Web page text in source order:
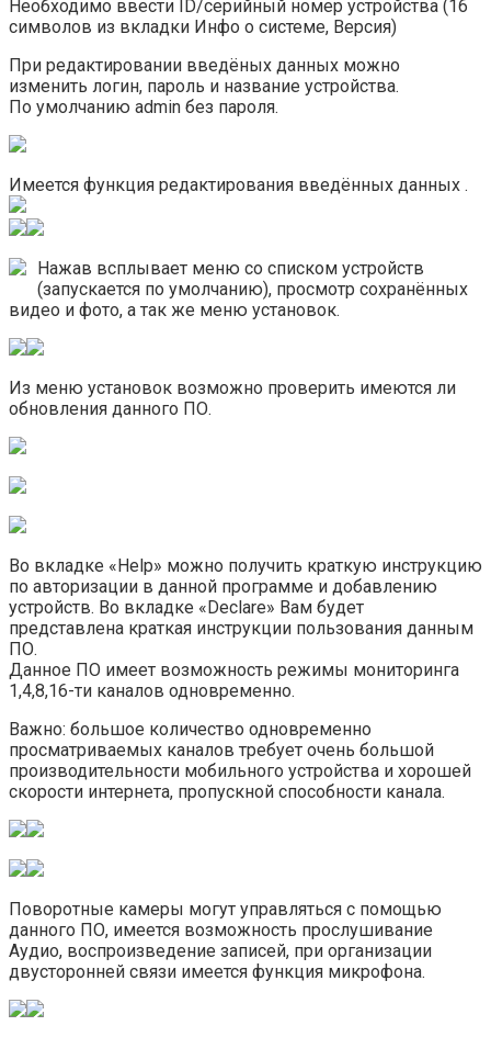
Необходимо ввести ID/серийный номер устройства (16
символов из вкладки Инфо о системе, Версия)
При редактировании введёных данных можно
изменить логин, пароль и название устройства.
По умолчанию admin без пароля.
Имеется функция редактирования введённых данных .
Нажав всплывает меню со списком устройств
(запускается по умолчанию), просмотр сохранённых
видео и фото, а так же меню установок.
Из меню установок возможно проверить имеются ли
обновления данного ПО.
Во вкладке «Help» можно получить краткую инструкцию
по авторизации в данной программе и добавлению
устройств. Во вкладке «Declare» Вам будет
представлена краткая инструкции пользования данным
ПО.
Данное ПО имеет возможность режимы мониторинга
1,4,8,16-ти каналов одновременно.
Важно: большое количество одновременно
просматриваемых каналов требует очень большой
производительности мобильного устройства и хорошей
скорости интернета, пропускной способности канала.
Поворотные камеры могут управляться с помощью
данного ПО, имеется возможность прослушивание
Аудио, воспроизведение записей, при организации
двусторонней связи имеется функция микрофона.